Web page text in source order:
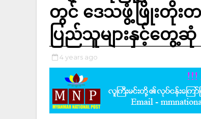
တွင် ဒေသဖွံ့ဖြိုးတိုး
ပြည်သူများနှင့်တွေ့ဆုံ
4 years ago